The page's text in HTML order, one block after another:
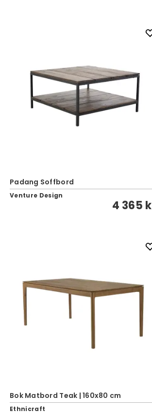
Padang Soffbord
Venture Design
4 365
Bok Matbord Teak | 160x80 cm
Ethnicraft